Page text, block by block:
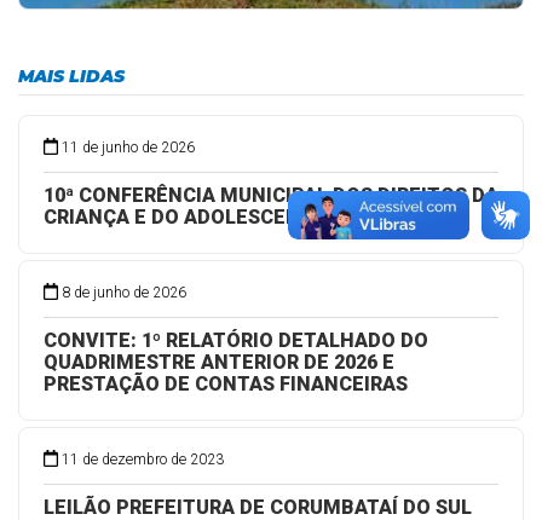
MAIS LIDAS
11 de junho de 2026
10ª CONFERÊNCIA MUNICIPAL DOS DIREITOS DA
CRIANÇA E DO ADOLESCENTE
8 de junho de 2026
CONVITE: 1º RELATÓRIO DETALHADO DO
QUADRIMESTRE ANTERIOR DE 2026 E
PRESTAÇÃO DE CONTAS FINANCEIRAS
11 de dezembro de 2023
LEILÃO PREFEITURA DE CORUMBATAÍ DO SUL